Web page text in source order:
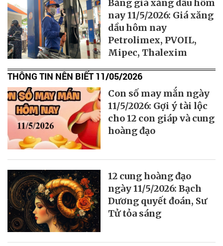
Bảng giá xăng dầu hôm
nay 11/5/2026: Giá xăng
dầu hôm nay
Petrolimex, PVOIL,
Mipec, Thalexim
THÔNG TIN NÊN BIẾT 11/05/2026
Con số may mắn ngày
11/5/2026: Gợi ý tài lộc
cho 12 con giáp và cung
hoàng đạo
12 cung hoàng đạo
ngày 11/5/2026: Bạch
Dương quyết đoán, Sư
Tử tỏa sáng